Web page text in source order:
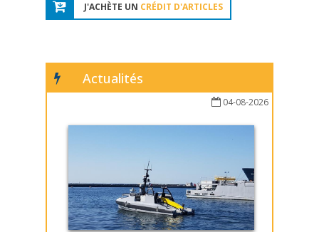
J'ACHÈTE UN CRÉDIT D'ARTICLES
Actualités
04-08-2026